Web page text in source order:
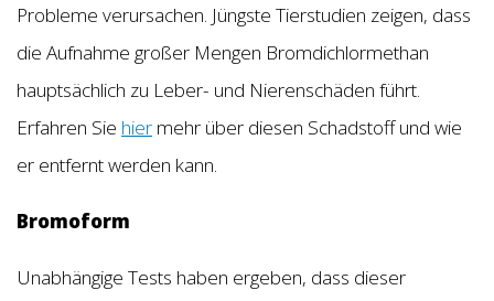
Probleme verursachen. Jüngste Tierstudien zeigen, dass
die Aufnahme großer Mengen Bromdichlormethan
hauptsächlich zu Leber- und Nierenschäden führt.
Erfahren Sie hier mehr über diesen Schadstoff und wie
er entfernt werden kann.
Bromoform
Unabhängige Tests haben ergeben, dass dieser